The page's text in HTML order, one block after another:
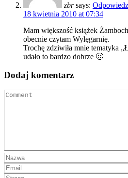
zbr says: Odpowiedz
18 kwietnia 2010 at 07:34
Mam większość książek
obecnie czytam Wylęgarnię.
Trochę zdziwiła mnie tematyka
udało to bardzo dobrze 🙂
Dodaj komentarz